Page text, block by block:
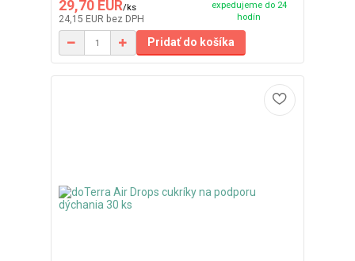
29,70 EUR/ks
24,15 EUR bez DPH
expedujeme do 24
hodín
Pridať do košíka